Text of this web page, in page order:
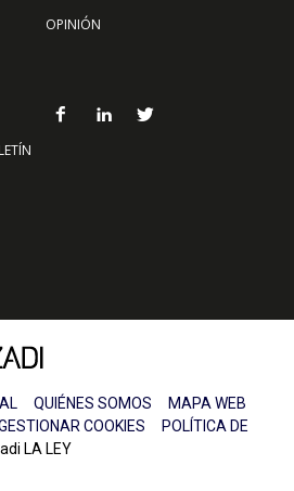
OPINIÓN
QUIÉNES SOMOS
MAPA WEB
COOKIES
POLÍTICA DE
LA LEY